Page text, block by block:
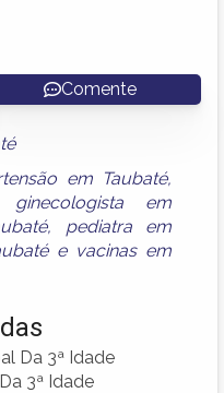
Comente
em Taubaté,
ginecologista em
, pediatra em
e vacinas em
Da 3ª Idade
3ª Idade